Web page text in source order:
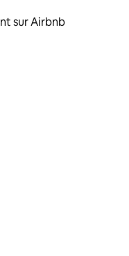
sur Airbnb